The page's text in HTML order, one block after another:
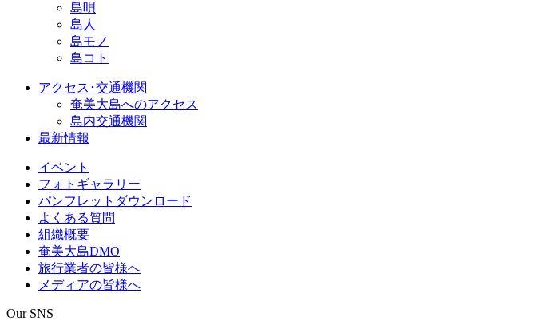
島唄
島人
島モノ
島コト
アクセス･交通機関
奄美大島へのアクセス
島内交通機関
最新情報
イベント
フォトギャラリー
パンフレットダウンロード
よくある質問
組織概要
奄美大島DMO
旅行業者の皆様へ
メディアの皆様へ
Our SNS